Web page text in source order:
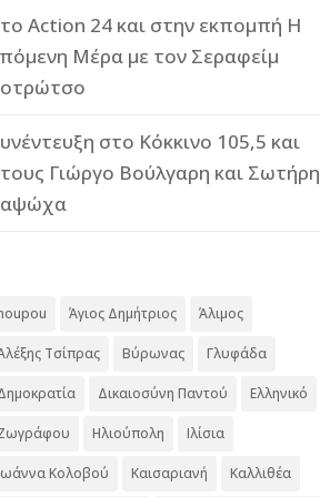
Action 24 και στην εκπομπή Η
Μέρα με τον Σεραφείμ
στο Κόκκινο 105,5 και
Γιώργο Βούλγαρη και Σωτήρη
Άγιος Δημήτριος Άλιμος
Τσίπρας Βύρωνας Γλυφάδα
Δικαιοσύνη Παντού Ελληνικό
Ηλιούπολη Ιλίσια
Κολοβού Καισαριανή Καλλιθέα